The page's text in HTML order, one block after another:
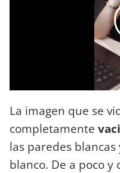
La imagen que se
completamente
las paredes
blanco. De a poco y